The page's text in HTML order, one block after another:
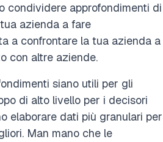
condividere approfondimenti di
azienda a fare
a confrontare la tua azienda a
con altre aziende.
siano utili per gli
di alto livello per i decisori
elaborare dati più granulari per
Man mano che le